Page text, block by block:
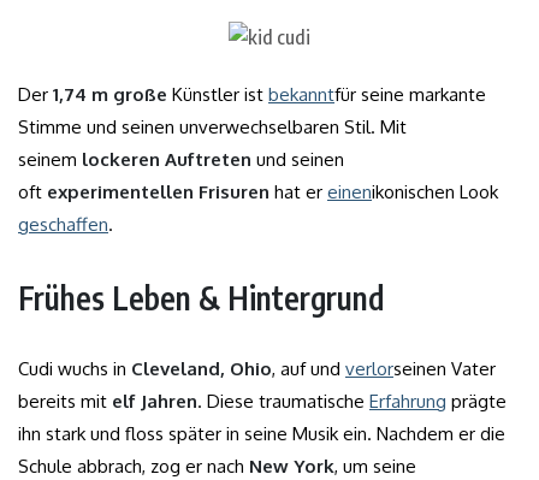
Der 1,74 m große Künstler ist bekanntfür seine markante
Stimme und seinen unverwechselbaren Stil. Mit
seinem lockeren Auftreten und seinen
oft experimentellen Frisuren hat er einenikonischen Look
geschaffen.
Frühes Leben & Hintergrund
Cudi wuchs in Cleveland, Ohio, auf und verlorseinen Vater
bereits mit elf Jahren. Diese traumatische Erfahrung prägte
ihn stark und floss später in seine Musik ein. Nachdem er die
Schule abbrach, zog er nach New York, um seine